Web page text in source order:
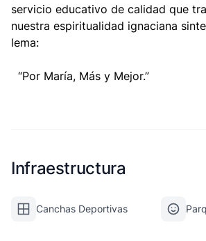
servicio educativo de calidad que
nuestra espiritualidad ignaciana
lema:
“Por María, Más y Mejor.”
Infraestructura
Canchas Deportivas